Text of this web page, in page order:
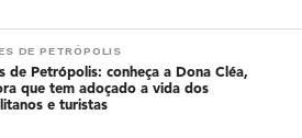
DE PETRÓPOLIS
de Petrópolis: conheça a Dona Cléa,
que tem adoçado a vida dos
e turistas